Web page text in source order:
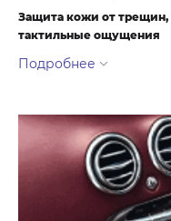
Защита кожи от трещин,
тактильные ощущения
Покрывая кожаные
тактильное и визуальное
Препятствует появлению
разлитым напиткам.